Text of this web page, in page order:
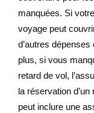
manquées. Si
voyage peut
d’autres
plus, si vous
retard de vol,
la réservation
peut inclure une